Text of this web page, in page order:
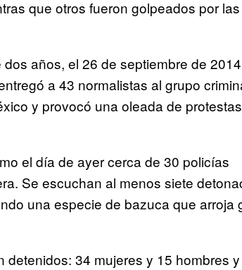
que otros fueron golpeados por las
años, el 26 de septiembre de
a 43 normalistas al grupo
y provocó una oleada de protestas
el día de ayer cerca de 30 policías
Se escuchan al menos siete
una especie de bazuca que arroja
34 mujeres y 15 hombres y